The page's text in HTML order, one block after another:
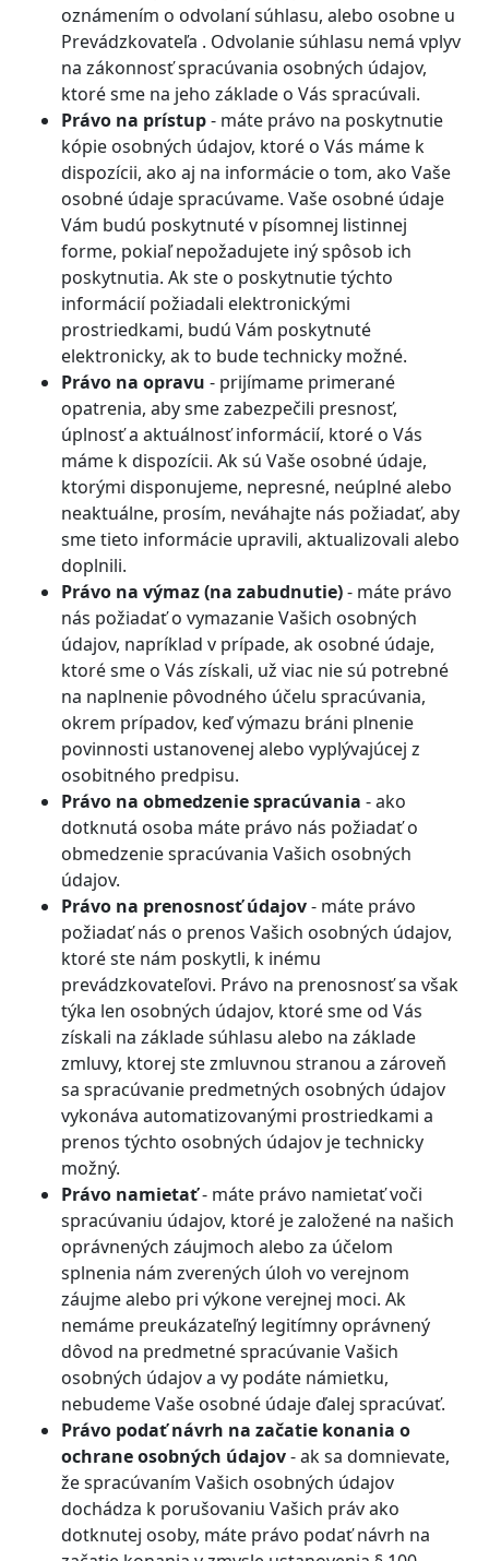
oznámením o odvolaní súhlasu, alebo osobne u
Prevádzkovateľa . Odvolanie súhlasu nemá vplyv
na zákonnosť spracúvania osobných údajov,
ktoré sme na jeho základe o Vás spracúvali.
Právo na prístup- máte právo na poskytnutie
kópie osobných údajov, ktoré o Vás máme k
dispozícii, ako aj na informácie o tom, ako Vaše
osobné údaje spracúvame. Vaše osobné údaje
Vám budú poskytnuté v písomnej listinnej
forme, pokiaľ nepožadujete iný spôsob ich
poskytnutia. Ak ste o poskytnutie týchto
informácií požiadali elektronickými
prostriedkami, budú Vám poskytnuté
elektronicky, ak to bude technicky možné.
Právo na opravu - prijímame primerané
opatrenia, aby sme zabezpečili presnosť,
úplnosť a aktuálnosť informácií, ktoré o Vás
máme k dispozícii. Ak sú Vaše osobné údaje,
ktorými disponujeme, nepresné, neúplné alebo
neaktuálne, prosím, neváhajte nás požiadať, aby
sme tieto informácie upravili, aktualizovali alebo
doplnili.
Právo na výmaz (na zabudnutie)- máte právo
nás požiadať o vymazanie Vašich osobných
údajov, napríklad v prípade, ak osobné údaje,
ktoré sme o Vás získali, už viac nie sú potrebné
na naplnenie pôvodného účelu spracúvania,
okrem prípadov, keď výmazu bráni plnenie
povinnosti ustanovenej alebo vyplývajúcej z
osobitného predpisu.
Právo na obmedzenie spracúvania - ako
dotknutá osoba máte právo nás požiadať o
obmedzenie spracúvania Vašich osobných
údajov.
Právo na prenosnosť údajov- máte právo
požiadať nás o prenos Vašich osobných údajov,
ktoré ste nám poskytli, k inému
prevádzkovateľovi. Právo na prenosnosť sa však
týka len osobných údajov, ktoré sme od Vás
získali na základe súhlasu alebo na základe
zmluvy, ktorej ste zmluvnou stranou a zároveň
sa spracúvanie predmetných osobných údajov
vykonáva automatizovanými prostriedkami a
prenos týchto osobných údajov je technicky
možný.
Právo namietať- máte právo namietať voči
spracúvaniu údajov, ktoré je založené na našich
oprávnených záujmoch alebo za účelom
splnenia nám zverených úloh vo verejnom
záujme alebo pri výkone verejnej moci. Ak
nemáme preukázateľný legitímny oprávnený
dôvod na predmetné spracúvanie Vašich
osobných údajov a vy podáte námietku,
nebudeme Vaše osobné údaje ďalej spracúvať.
Právo podať návrh na začatie konania o
ochrane osobných údajov- ak sa domnievate,
že spracúvaním Vašich osobných údajov
dochádza k porušovaniu Vašich práv ako
dotknutej osoby, máte právo podať návrh na